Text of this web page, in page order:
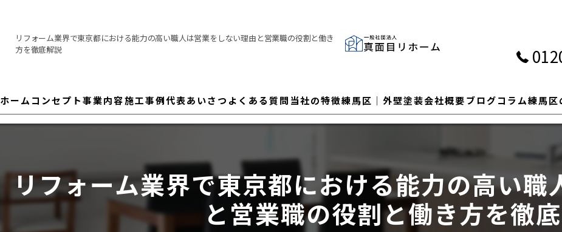
リフォーム業界で東京都における能力の高い職人は営業をしない理由と営業職の役割と働き
方を徹底解説
ホーム コンセプト事業内容施工事例代表あいさつ よくある質問 当社の特徴
塗装
瓦
練馬区│外壁塗装会社概要ブログコラム練馬区
リフォーム業界で東京都における能力の高い職
と営業職の役割と働き方を徹